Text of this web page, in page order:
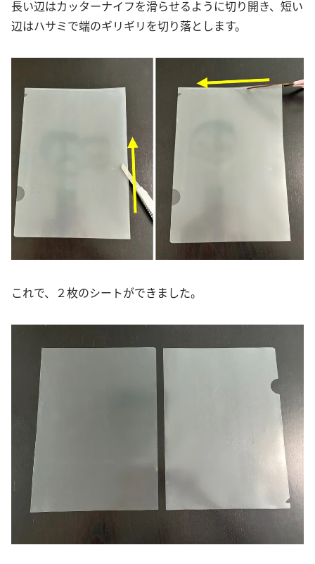
長い辺はカッターナイフを滑らせるように切り開き、短い
辺はハサミで端のギリギリを切り落とします。
これで、２枚のシートができました。